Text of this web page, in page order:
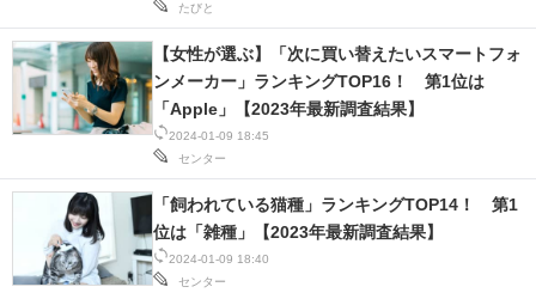
たびと
2024-01-09 18:45
センター
【女性が選ぶ】「次に買い替えたいスマートフォ
ンメーカー」ランキングTOP16！ 第1位は
「Apple」【2023年最新調査結果】
2024-01-09 18:40
センター
「飼われている猫種」ランキングTOP14！ 第1
位は「雑種」【2023年最新調査結果】